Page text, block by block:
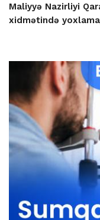
Maliyyə Nazirliyi
xidmətində